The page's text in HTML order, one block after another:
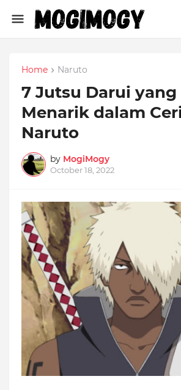
Home Naruto
7 Jutsu Darui
Menarik dalam
Naruto
by MogiMogy
October 18, 2022